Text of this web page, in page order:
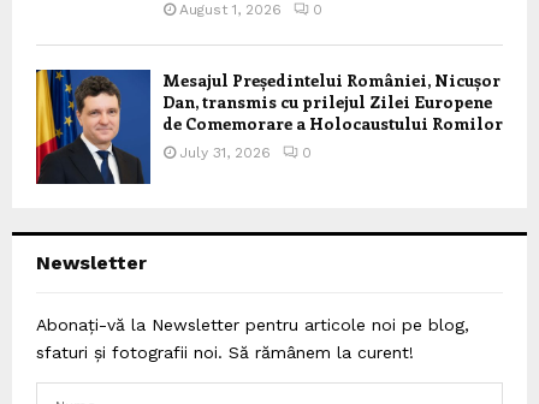
August 1, 2026 0
Mesajul Președintelui României, Nicușor
Dan, transmis cu prilejul Zilei Europene
de Comemorare a Holocaustului Romilor
July 31, 2026 0
Newsletter
Abonați-vă la Newsletter pentru articole noi pe blog,
sfaturi și fotografii noi. Să rămânem la curent!